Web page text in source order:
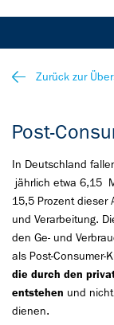
Zurück zur
Post-
In Deutschland
jährlich etwa 6,15
15,5 Prozent dieser
und Verarbeitung.
den Ge- und
als Post-Consumer-
die durch den
entstehen und
dienen.